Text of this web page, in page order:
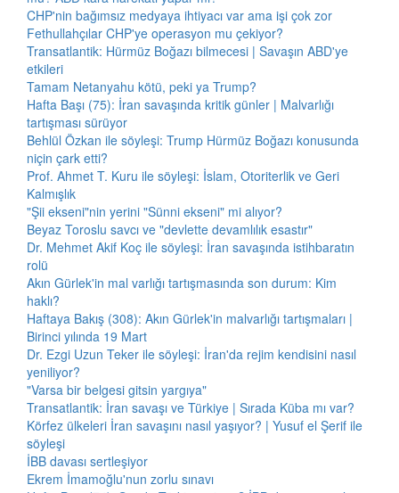
CHP'nin bağımsız medyaya ihtiyacı var ama işi çok zor
Fethullahçılar CHP'ye operasyon mu çekiyor?
Transatlantik: Hürmüz Boğazı bilmecesi | Savaşın ABD'ye
etkileri
Tamam Netanyahu kötü, peki ya Trump?
Hafta Başı (75): İran savaşında kritik günler | Malvarlığı
tartışması sürüyor
Behlül Özkan ile söyleşi: Trump Hürmüz Boğazı konusunda
niçin çark etti?
Prof. Ahmet T. Kuru ile söyleşi: İslam, Otoriterlik ve Geri
Kalmışlık
"Şii ekseni"nin yerini "Sünni ekseni" mi alıyor?
Beyaz Toroslu savcı ve "devlette devamlılık esastır"
Dr. Mehmet Akif Koç ile söyleşi: İran savaşında istihbaratın
rolü
Akın Gürlek'in mal varlığı tartışmasında son durum: Kim
haklı?
Haftaya Bakış (308): Akın Gürlek'in malvarlığı tartışmaları |
Birinci yılında 19 Mart
Dr. Ezgi Uzun Teker ile söyleşi: İran'da rejim kendisini nasıl
yeniliyor?
"Varsa bir belgesi gitsin yargıya"
Transatlantik: İran savaşı ve Türkiye | Sırada Küba mı var?
Körfez ülkeleri İran savaşını nasıl yaşıyor? | Yusuf el Şerif ile
söyleşi
İBB davası sertleşiyor
Ekrem İmamoğlu'nun zorlu sınavı